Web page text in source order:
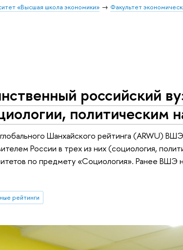
«Высшая школа экономики» Факультет
российский
политическим
Шанхайского рейтинга (ARWU)
России в трех из них (социология,
по предмету «Социология». Ранее ВШЭ
рейтинги